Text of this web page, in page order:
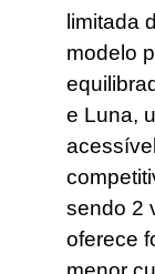
limitada
modelo
e Luna,
sendo 2
oferece